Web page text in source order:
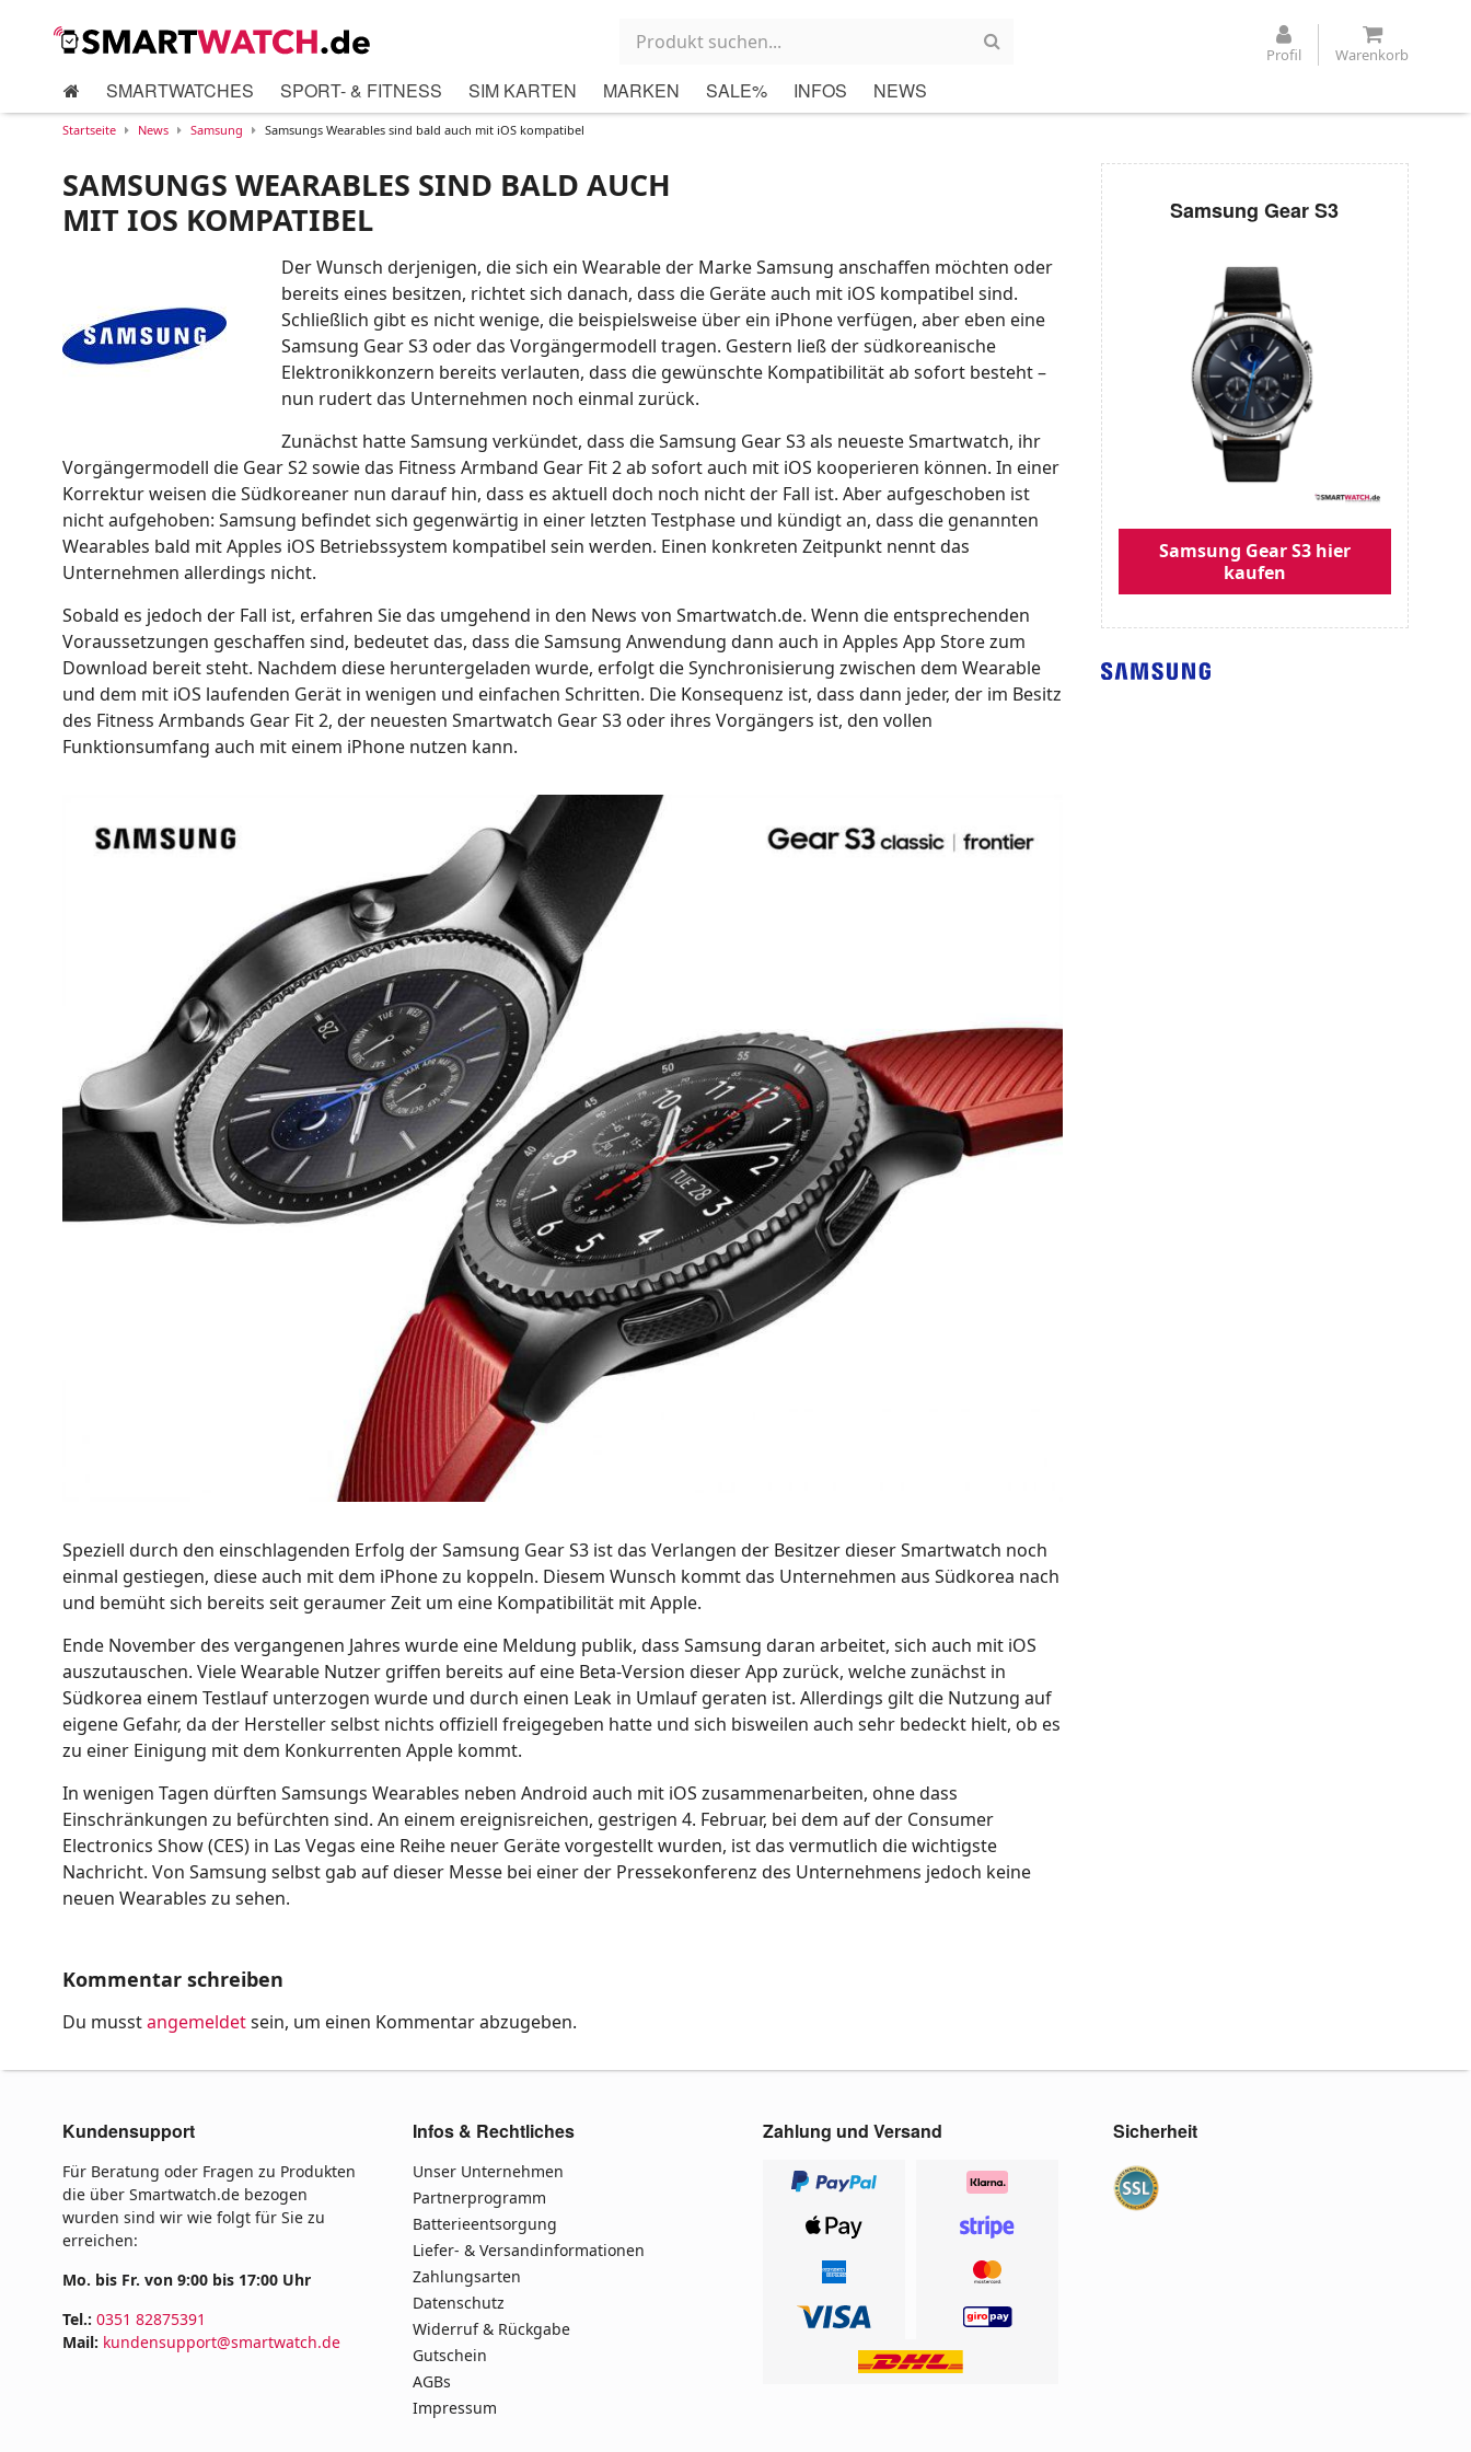
Profil Warenkorb
SMARTWATCHES SPORT- & FITNESS SIM KARTEN MARKEN SALE% INFOS NEWS
Startseite News Samsung Samsungs Wearables sind bald auch mit iOS kompatibel
SAMSUNGS WEARABLES SIND BALD AUCH
MIT IOS KOMPATIBEL
Der Wunsch derjenigen, die sich ein Wearable der Marke Samsung anschaffen möchten oder
bereits eines besitzen, richtet sich danach, dass die Geräte auch mit iOS kompatibel sind.
Schließlich gibt es nicht wenige, die beispielsweise über ein iPhone verfügen, aber eben eine
Samsung Gear S3 oder das Vorgängermodell tragen. Gestern ließ der südkoreanische
Elektronikkonzern bereits verlauten, dass die gewünschte Kompatibilität ab sofort besteht –
nun rudert das Unternehmen noch einmal zurück.
Zunächst hatte Samsung verkündet, dass die Samsung Gear S3 als neueste Smartwatch, ihr
Vorgängermodell die Gear S2 sowie das Fitness Armband Gear Fit 2 ab sofort auch mit iOS kooperieren können. In einer
Korrektur weisen die Südkoreaner nun darauf hin, dass es aktuell doch noch nicht der Fall ist. Aber aufgeschoben ist
nicht aufgehoben: Samsung befindet sich gegenwärtig in einer letzten Testphase und kündigt an, dass die genannten
Wearables bald mit Apples iOS Betriebssystem kompatibel sein werden. Einen konkreten Zeitpunkt nennt das
Unternehmen allerdings nicht.
Sobald es jedoch der Fall ist, erfahren Sie das umgehend in den News von Smartwatch.de. Wenn die entsprechenden
Voraussetzungen geschaffen sind, bedeutet das, dass die Samsung Anwendung dann auch in Apples App Store zum
Download bereit steht. Nachdem diese heruntergeladen wurde, erfolgt die Synchronisierung zwischen dem Wearable
und dem mit iOS laufenden Gerät in wenigen und einfachen Schritten. Die Konsequenz ist, dass dann jeder, der im Besitz
des Fitness Armbands Gear Fit 2, der neuesten Smartwatch Gear S3 oder ihres Vorgängers ist, den vollen
Funktionsumfang auch mit einem iPhone nutzen kann.
Speziell durch den einschlagenden Erfolg der Samsung Gear S3 ist das Verlangen der Besitzer dieser Smartwatch noch
einmal gestiegen, diese auch mit dem iPhone zu koppeln. Diesem Wunsch kommt das Unternehmen aus Südkorea nach
und bemüht sich bereits seit geraumer Zeit um eine Kompatibilität mit Apple.
Ende November des vergangenen Jahres wurde eine Meldung publik, dass Samsung daran arbeitet, sich auch mit iOS
auszutauschen. Viele Wearable Nutzer griffen bereits auf eine Beta-Version dieser App zurück, welche zunächst in
Südkorea einem Testlauf unterzogen wurde und durch einen Leak in Umlauf geraten ist. Allerdings gilt die Nutzung auf
eigene Gefahr, da der Hersteller selbst nichts offiziell freigegeben hatte und sich bisweilen auch sehr bedeckt hielt, ob es
zu einer Einigung mit dem Konkurrenten Apple kommt.
In wenigen Tagen dürften Samsungs Wearables neben Android auch mit iOS zusammenarbeiten, ohne dass
Einschränkungen zu befürchten sind. An einem ereignisreichen, gestrigen 4. Februar, bei dem auf der Consumer
Electronics Show (CES) in Las Vegas eine Reihe neuer Geräte vorgestellt wurden, ist das vermutlich die wichtigste
Nachricht. Von Samsung selbst gab auf dieser Messe bei einer der Pressekonferenz des Unternehmens jedoch keine
neuen Wearables zu sehen.
Kommentar schreiben
Du musstangemeldetsein, um einen Kommentar abzugeben.
Samsung Gear S3
Samsung Gear S3 hier
kaufen
Kundensupport
Für Beratung oder Fragen zu Produkten
die über Smartwatch.de bezogen
wurden sind wir wie folgt für Sie zu
erreichen:
Mo. bis Fr. von 9:00 bis 17:00 Uhr
Tel.: 0351 82875391
Mail: kundensupport@smartwatch.de
Infos & Rechtliches
Unser Unternehmen
Partnerprogramm
Batterieentsorgung
Liefer- & Versandinformationen
Zahlungsarten
Datenschutz
Widerruf & Rückgabe
Gutschein
AGBs
Impressum
Zahlung und Versand Sicherheit